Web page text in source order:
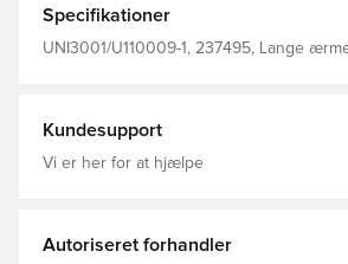
design for maksimal komfort Fremstillet i 92% polyester
og 8% elastan.
Specifikationer
UNI3001/U110009-1, 237495, Lange
Kundesupport
Vi er her for at hjælpe
Autoriseret forhandler